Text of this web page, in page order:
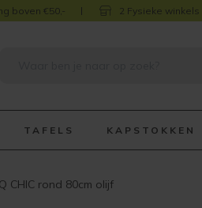
boven €50,- 2 Fysieke winkels
TAFELS KAPSTOKKEN
CHIC rond 80cm olijf